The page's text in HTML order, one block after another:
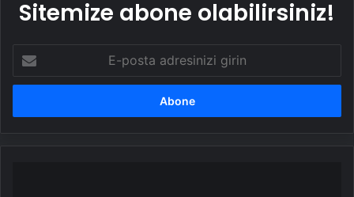
Sitemize abone olabilirsiniz!
posta
adresinizi